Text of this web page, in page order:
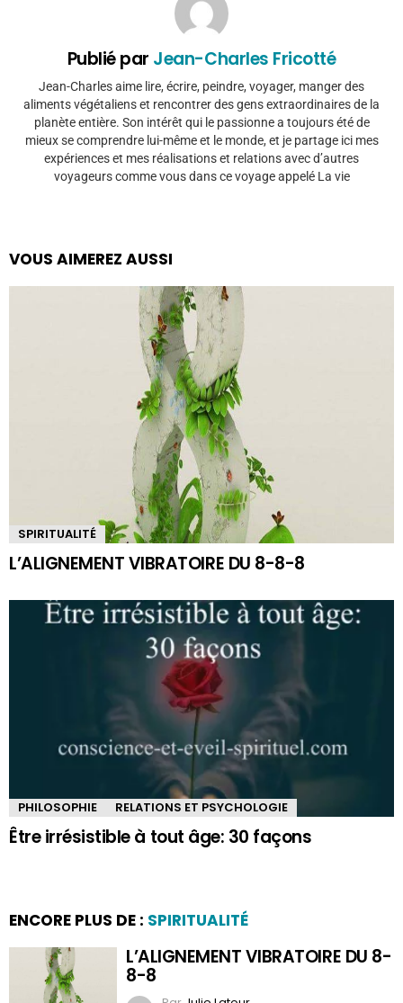
Publié par Jean-Charles Fricotté
Jean-Charles aime lire, écrire, peindre, voyager, manger des
aliments végétaliens et rencontrer des gens extraordinaires de la
planète entière. Son intérêt qui le passionne a toujours été de
mieux se comprendre lui-même et le monde, et je partage ici mes
expériences et mes réalisations et relations avec d’autres
voyageurs comme vous dans ce voyage appelé La vie
VOUS AIMEREZ AUSSI
SPIRITUALITÉ
L’ALIGNEMENT VIBRATOIRE DU 8-8-8
PHILOSOPHIE RELATIONS ET PSYCHOLOGIE
Être irrésistible à tout âge: 30 façons
ENCORE PLUS DE : SPIRITUALITÉ
L’ALIGNEMENT VIBRATOIRE DU 8-
8-8